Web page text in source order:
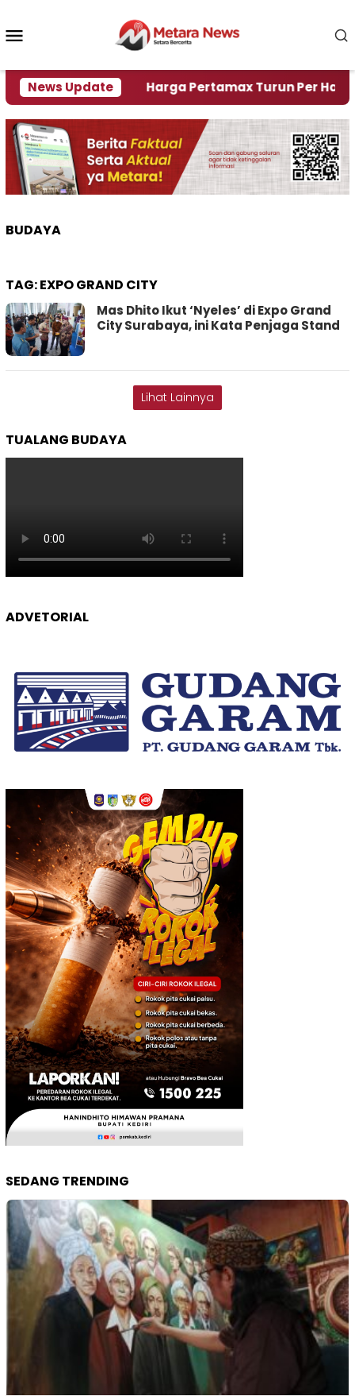
konten
News Update
Krisi Air Harga Pertamax Turun Per Hari Ini,
BUDAYA
TAG:EXPO GRAND CITY
Mas Dhito Ikut ‘Nyeles’ di Expo Grand
City Surabaya, ini Kata Penjaga Stand
Lihat Lainnya
TUALANG BUDAYA
ADVETORIAL
SEDANG TRENDING